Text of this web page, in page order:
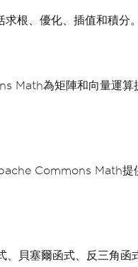
、優化、插值和積分
為矩陣和向量運
Commons Math
、貝塞爾函式、反三角